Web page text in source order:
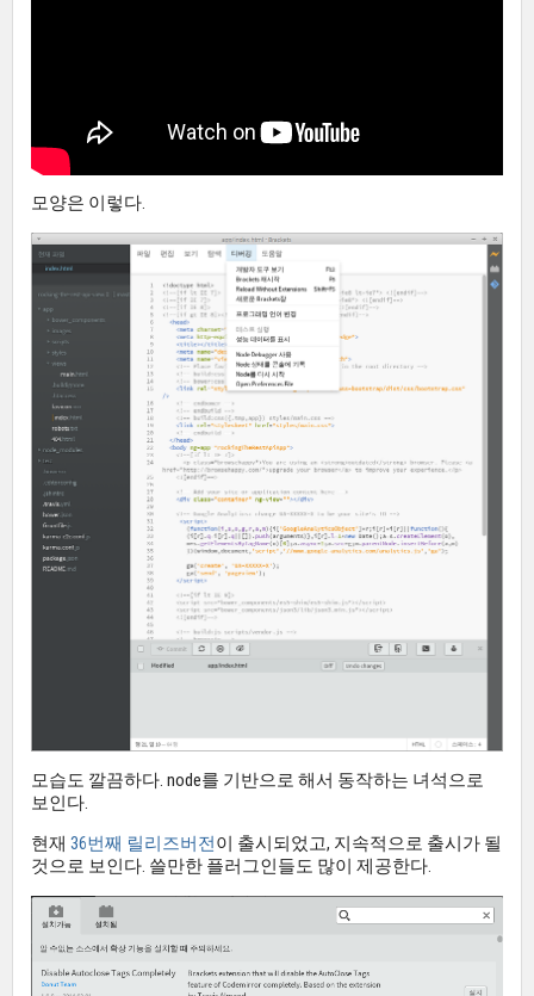
모양은 이렇다.
모습도 깔끔하다. node를 기반으로 해서 동작하는 녀석으로
보인다.
현재 36번째 릴리즈버전이 출시되었고, 지속적으로 출시가 될
것으로 보인다. 쓸만한 플러그인들도 많이 제공한다.